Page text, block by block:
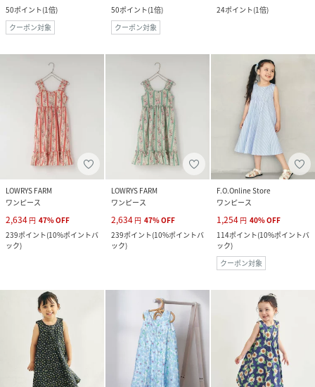
50ポイント(1倍)
クーポン対象
50ポイント(1倍)
クーポン対象
24ポイント(1倍)
LOWRYS FARM
ワンピース
2,634 円 47%OFF
239ポイント(10%ポイントバ
ック)
LOWRYS FARM
ワンピース
2,634 円 47%OFF
239ポイント(10%ポイントバ
ック)
F.O.Online Store
ワンピース
1,254 円 40%OFF
114ポイント(10%ポイントバ
ック)
クーポン対象